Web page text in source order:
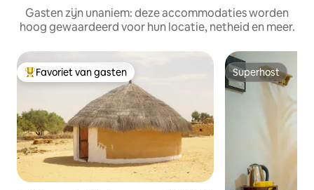
Gasten zijn unaniem: deze accommodaties worden
hoog gewaardeerd voor hun locatie, netheid en meer.
Topfavoriet van gasten
Favoriet van gasten Superhost
Superhost